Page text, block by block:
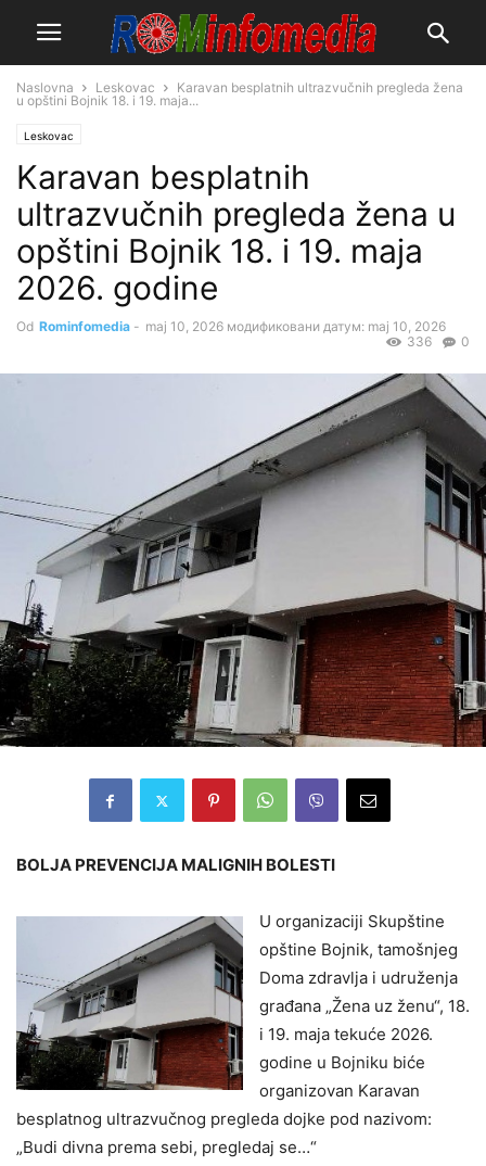
Naslovna Leskovac
Karavan besplatnih ultrazvučnih pregleda žena
u opštini Bojnik 18. i 19. maja...
Leskovac
Karavan besplatnih
ultrazvučnih pregleda žena u
opštini Bojnik 18. i 19. maja
2026. godine
Od Rominfomedia - maj 10, 2026 модификовани датум: maj 10, 2026
0
336
BOLJA PREVENCIJA MALIGNIH BOLESTI
U organizaciji Skupštine
opštine Bojnik, tamošnjeg
Doma zdravlja i udruženja
građana „Žena uz ženu“, 18.
i 19. maja tekuće 2026.
godine u Bojniku biće
organizovan Karavan
besplatnog ultrazvučnog pregleda dojke pod nazivom:
„Budi divna prema sebi, pregledaj se…“